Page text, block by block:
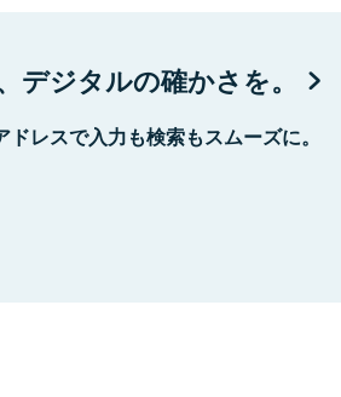
デジタルの確かさを。
ドレスで入力も検索もスムーズに。